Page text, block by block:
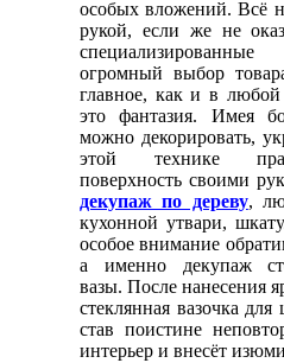
особых вложений. Всё
рукой, если же не
огромный выбор
главное, как и в
это фантазия. Имея
можно декорировать,
этой технике
поверхность своими
декупаж по дереву,
кухонной утвари,
особое внимание
а именно декупаж
вазы. После нанесения
стеклянная вазочка для
став поистине
интерьер и внесёт